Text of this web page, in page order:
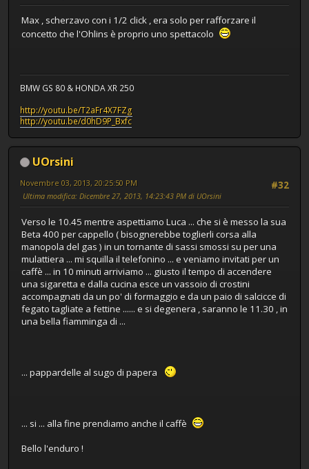
Max , scherzavo con i 1/2 click , era solo per rafforzare il
concetto che l'Ohlins è proprio uno spettacolo
BMW GS 80 & HONDA XR 250
http://youtu.be/T2aFr4X7FZg
http://youtu.be/d0hD9P_Bxfc
UOrsini
#32
Novembre 03, 2013, 20:25:50 PM
Ultima modifica: Dicembre 27, 2013, 14:23:43 PM di UOrsini
Verso le 10.45 mentre aspettiamo Luca ... che si è messo la sua
Beta 400 per cappello ( bisognerebbe toglierli corsa alla
manopola del gas ) in un tornante di sassi smossi su per una
mulattiera ... mi squilla il telefonino ... e veniamo invitati per un
caffè ... in 10 minuti arriviamo ... giusto il tempo di accendere
una sigaretta e dalla cucina esce un vassoio di crostini
accompagnati da un po' di formaggio e da un paio di salcicce di
fegato tagliate a fettine ...... e si degenera , saranno le 11.30 , in
una bella fiamminga di ...
... pappardelle al sugo di papera
... si ... alla fine prendiamo anche il caffè
Bello l'enduro !